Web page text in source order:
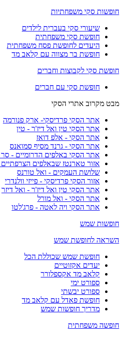
חופשות סקי משפחתיות
שיעורי סקי בעברית לילדים
חופשת סקי משפחתית
היעדים לחופשת פסח משפחתית
חופשת בר מצווה עם קלאב מד
חופשת סקי לקבוצות וחברים
חופשת סקי עם חברים
מבט מקרוב אתרי הסקי
אתר הסקי פרדיסקי- ארק פנורמה
אתר הסקי טין ואל דיז'ר - טין
אתר הסקי - אלפ דואז
אתר הסקי - גרנד מסיף סמואנס
אתר הסקי באלפים הדרומיים - סר
אזור טארנטז שבאלפים הצרפתיים
שלושת העמקים - ואל טורנס
אזור הסקי פרדיסקי - פייזי וולנדרי
אתר הסקי טין ואל דיז'ר - ואל דיזר
אתר הסקי - ואל מורל
אתר הסקי ויה לאטה - פרג'לטו
חופשות שמש
השראה לחופשת שמש
חופשת שמש שכוללת הכל
יעדים אקזוטיים
קלאב מד אקספלורר
ספורט ימי
ספורט יבשתי
חופשת פאדל עם קלאב מד
מדריך חופשות שמש
חופשה משפחתית